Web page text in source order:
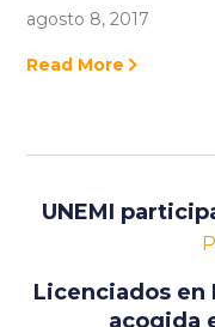
agosto 8, 2017
Read More
UNEMI
Licenciados
acogida